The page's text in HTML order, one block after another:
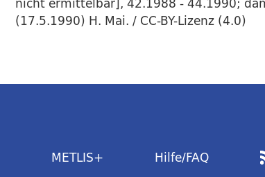
(17.5.1990) H. Mai. / CC-BY-Lizenz (4.0)
METLIS+ Hilfe/FAQ